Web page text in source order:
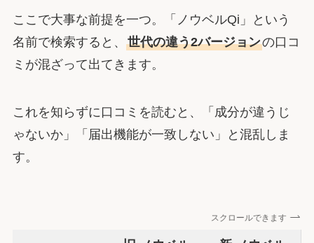
ここで大事な前提を一つ。「ノウベルQi」という
名前で検索すると、 世代の違う2バージョンの口コ
ミが混ざって出てきます。
これを知らずに口コミを読むと、「成分が違うじ
ゃないか」「届出機能が一致しない」と混乱しま
す。
スクロールできます